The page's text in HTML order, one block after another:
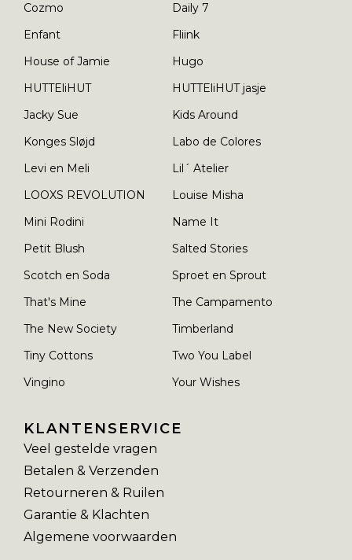
Cozmo
Daily 7
Enfant
Fliink
House of Jamie
Hugo
HUTTEliHUT
HUTTEliHUT jasje
Jacky Sue
Kids Around
Konges Sløjd
Labo de Colores
Levi en Meli
Lil´ Atelier
LOOXS REVOLUTION
Louise Misha
Mini Rodini
Name It
Petit Blush
Salted Stories
Scotch en Soda
Sproet en Sprout
That's Mine
The Campamento
The New Society
Timberland
Tiny Cottons
Two You Label
Vingino
Your Wishes
KLANTENSERVICE
Veel gestelde vragen
Betalen & Verzenden
Retourneren & Ruilen
Garantie & Klachten
Algemene voorwaarden